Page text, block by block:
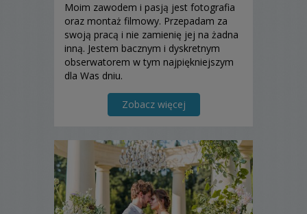
Moim zawodem i pasją jest fotografia
oraz montaż filmowy. Przepadam za
swoją pracą i nie zamienię jej na żadna
inną. Jestem bacznym i dyskretnym
obserwatorem w tym najpiękniejszym
dla Was dniu.
Zobacz więcej